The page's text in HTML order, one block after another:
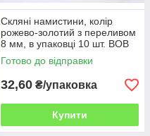
Скляні намистини, колір
рожево-золотий з переливом
8 мм, в упаковці 10 шт. ВОВ
Готово до відправки
32,60 ₴/упаковка
Купити